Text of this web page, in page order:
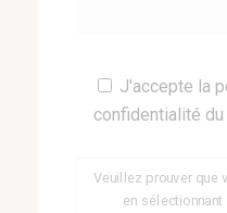
vide.
J'accepte la
confidentialité
Veuillez prouver que
en sélectionnant